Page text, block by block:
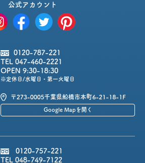
公式アカウント
0120-787-221
TEL 047-460-2221
OPEN 9:30-18:30
※定休日/水曜日・第一火曜日
〒273-0005千葉県船橋市本町6-21-18-1F
Google Mapを開く
0120-757-221
TEL 048-749-7122